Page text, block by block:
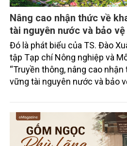
Nâng cao nhận thức về
tài nguyên nước và bảo
Đó là phát biểu của TS. Đào
tập Tạp chí Nông nghiệp và
“Truyền thông, nâng cao
vững tài nguyên nước và bảo
trường phối hợp với Sở Nông
tỉnh Lai Châu tổ chức ngày
hút sự tham gia của hơn 100
các đơn vị thuộc Bộ Nông